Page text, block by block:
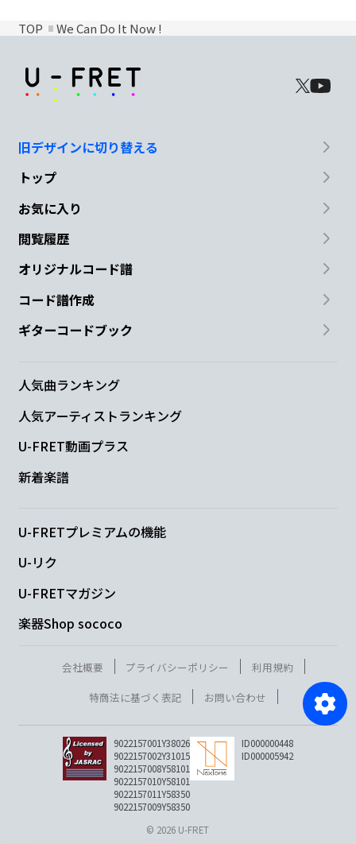
TOP We Can Do It Now !
旧デザインに切り替える
トップ
お気に入り
閲覧履歴
オリジナルコード譜
コード譜作成
ギターコードブック
人気曲ランキング
人気アーティストランキング
U-FRET動画プラス
新着楽譜
U-FRETプレミアムの機能
U-リク
U-FRETマガジン
楽器Shop sococo
会社概要 プライバシーポリシー
利用規約
特商法に基づく表記
お問い合わせ
9022157001Y38026
9022157002Y31015
9022157008Y58101
9022157010Y58101
9022157011Y58350
9022157009Y58350
ID000000448
ID000005942
© 2026 U-FRET